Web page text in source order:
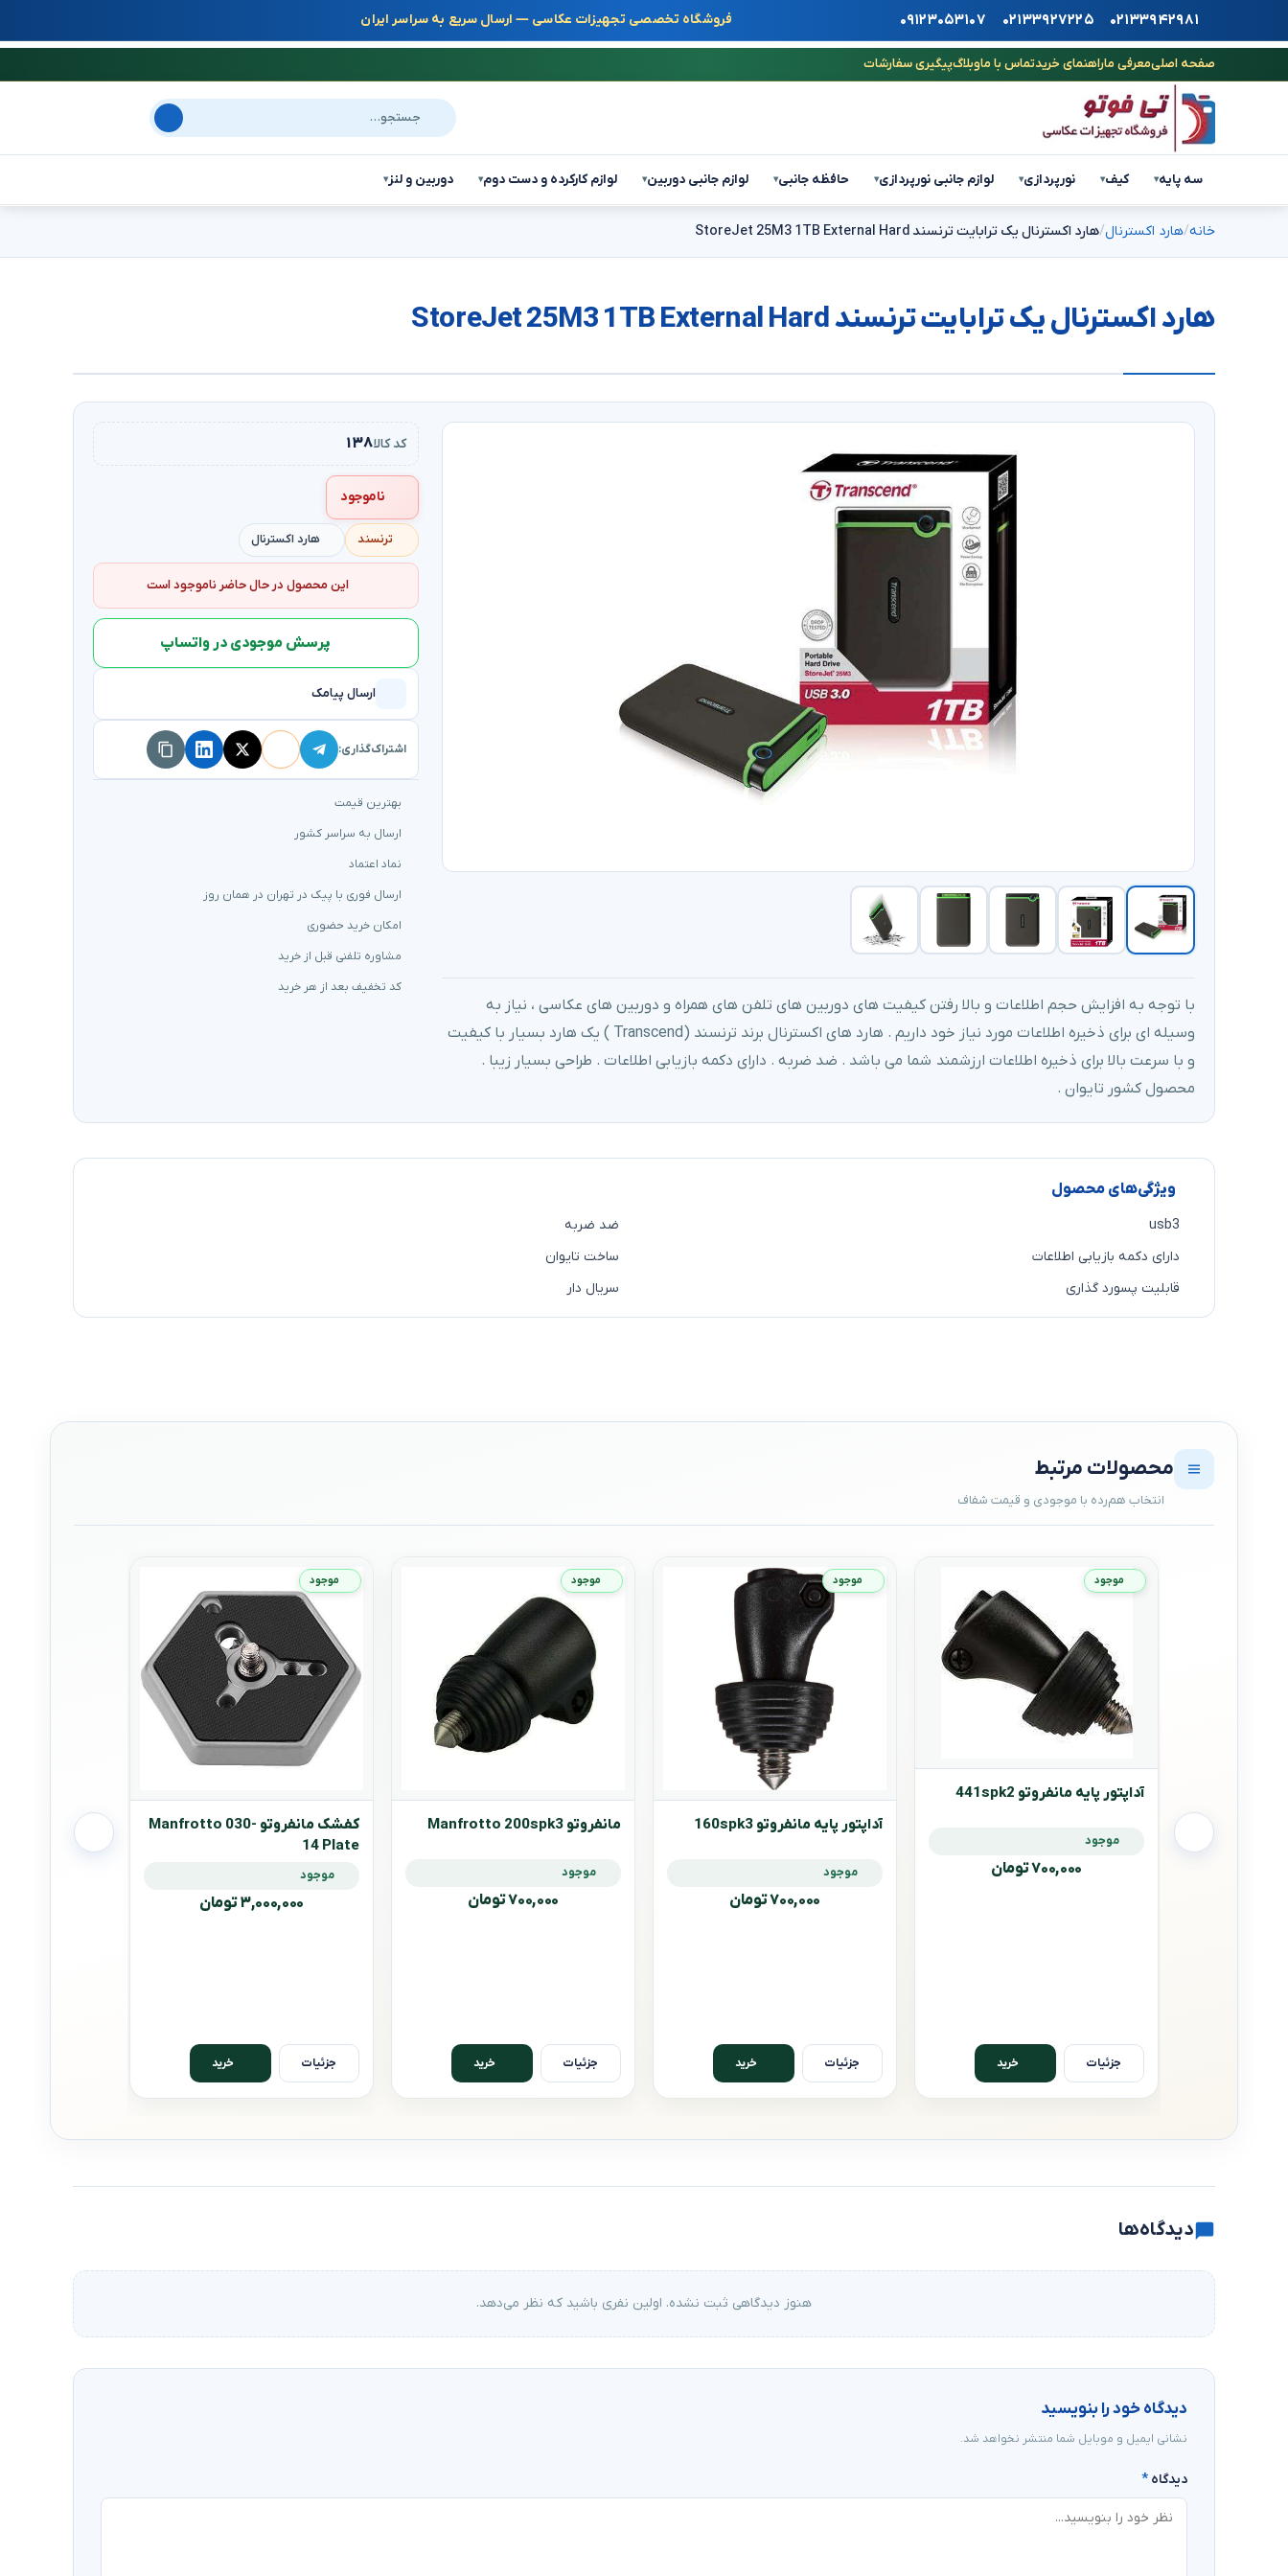
۰۲۱۳۳۹۴۲۹۸۱ ۰۲۱۳۳۹۲۷۲۲۵ ۰۹۱۲۳۰۵۳۱۰۷ فروشگاه تخصصی تجهیزات عکاسی — ارسال سریع به سراسر ایران
صفحه اصلیمعرفی ماراهنمای خریدتماس با ماوبلاگپیگیری سفارشات
جستجو در سایت
سه پایه▾ کیف▾ نورپردازی▾ لوازم جانبی نورپردازی▾ حافظه جانبی▾ لوازم جانبی دوربین▾ لوازم کارکرده و دست دوم▾ دوربین و لنز▾
خانه هارد اکسترنال هارد اکسترنال یک ترابایت ترنسند StoreJet 25M3 1TB External Hard
هارد اکسترنال یک ترابایت ترنسند StoreJet 25M3 1TB External Hard
کد کالا۱۳۸
ناموجود
ترنسند هارد اکسترنال
این محصول در حال حاضر ناموجود است
پرسش موجودی در واتساپ
ارسال پیامک
اشتراک‌گذاری:
بهترین قیمت
ارسال به سراسر کشور
نماد اعتماد
ارسال فوری با پیک در تهران در همان روز
امکان خرید حضوری
مشاوره تلفنی قبل از خرید
کد تخفیف بعد از هر خرید
با توجه به افزایش حجم اطلاعات و بالا رفتن کیفیت های دوربین های تلفن های همراه و دوربین های عکاسی ، نیاز به
وسیله ای برای ذخیره اطلاعات مورد نیاز خود داریم . هارد های اکسترنال برند ترنسند (Transcend ) یک هارد بسیار با کیفیت
و با سرعت بالا برای ذخیره اطلاعات ارزشمند شما می باشد . ضد ضربه . دارای دکمه بازیابی اطلاعات . طراحی بسیار زیبا .
محصول کشور تایوان .
ویژگی‌های محصول
usb3
ضد ضربه
دارای دکمه بازیابی اطلاعات
ساخت تایوان
قابلیت پسورد گذاری
سریال دار
محصولات مرتبط
موجود
آداپتور پایه مانفروتو 441spk2
موجود
۷۰۰,۰۰۰ تومان
جزئیات خرید
موجود
آداپتور پایه مانفروتو 160spk3
موجود
۷۰۰,۰۰۰ تومان
جزئیات خرید
موجود
مانفروتو Manfrotto 200spk3
موجود
۷۰۰,۰۰۰ تومان
جزئیات خرید
موجود
کفشک مانفروتو Manfrotto 030-
14 Plate
موجود
۳,۰۰۰,۰۰۰ تومان
جزئیات خرید
دیدگاه‌ها
هنوز دیدگاهی ثبت نشده. اولین نفری باشید که نظر می‌دهد.
دیدگاه خود را بنویسید
نشانی ایمیل و موبایل شما منتشر نخواهد شد.
دیدگاه *